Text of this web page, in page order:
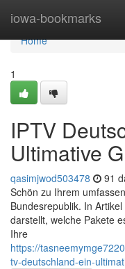
iowa-bookmarks
Home
Home
1
IPTV
Ultimative
qasimjwod503478 91
Schön zu Ihrem
Bundesrepublik. In
darstellt, welche Pakete
Ihre
https://
tv-deutschland-ein-